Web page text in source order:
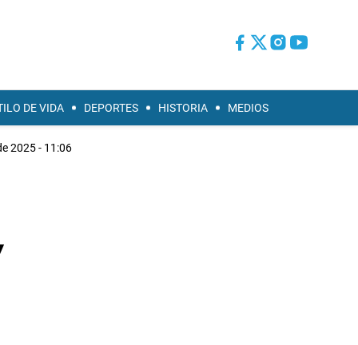
DE VIDA DEPORTES HISTORIA MEDIOS
2025 - 11:06